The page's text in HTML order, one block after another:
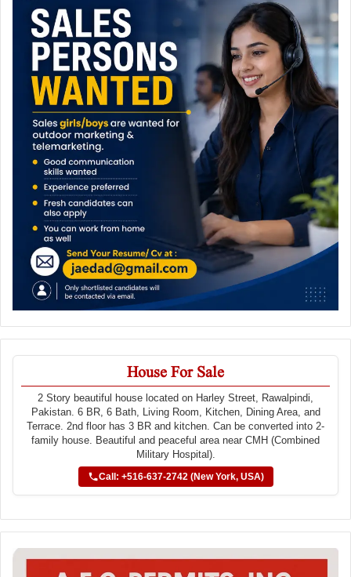
House For Sale
2 Story beautiful house located on Harley Street, Rawalpindi,
Pakistan. 6 BR, 6 Bath, Living Room, Kitchen, Dining Area, and
Terrace. 2nd floor has 3 BR and kitchen. Can be converted into 2-
family house. Beautiful and peaceful area near CMH (Combined
Military Hospital).
Call: +516-637-2742 (New York, USA)